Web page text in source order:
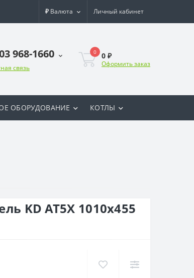
₽ Валюта Личный кабинет
968-1660
связь
0 0 ₽
Оформить заказ
ОБОРУДОВАНИЕ КОТЛЫ
KD AT5X 1010х455